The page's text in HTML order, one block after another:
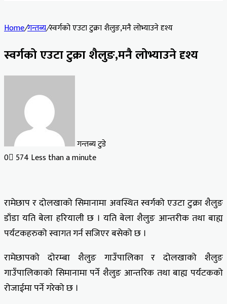
Home/गन्तब्य/स्वर्गको एउटा टुक्रा शैलुङ,मनै लोभ्याउने दृश्य
स्वर्गको एउटा टुक्रा शैलुङ,मनै लोभ्याउने दृश्य
गन्तब्य टुडे
0 574 Less than a minute
रामेछाप र दोलखाको सिमानामा अवस्थित स्वर्गको एउटा टुक्रा शैलुङ
डाँडा यति बेला हरियाली छ । यति बेला शैलुङ आन्तरीक तथा बाह्य
पर्यटकहरुको स्वागत गर्न सजिएर बसेको छ ।
रामेछापको दोरम्बा शैलुङ गाउँपालिका र दोलखाको शैलुङ
गाउँपालिकाको सिमानामा पर्ने शैलुङ आन्तरिक तथा बाह्य पर्यटकको
रोजाईमा पर्ने गरेको छ ।